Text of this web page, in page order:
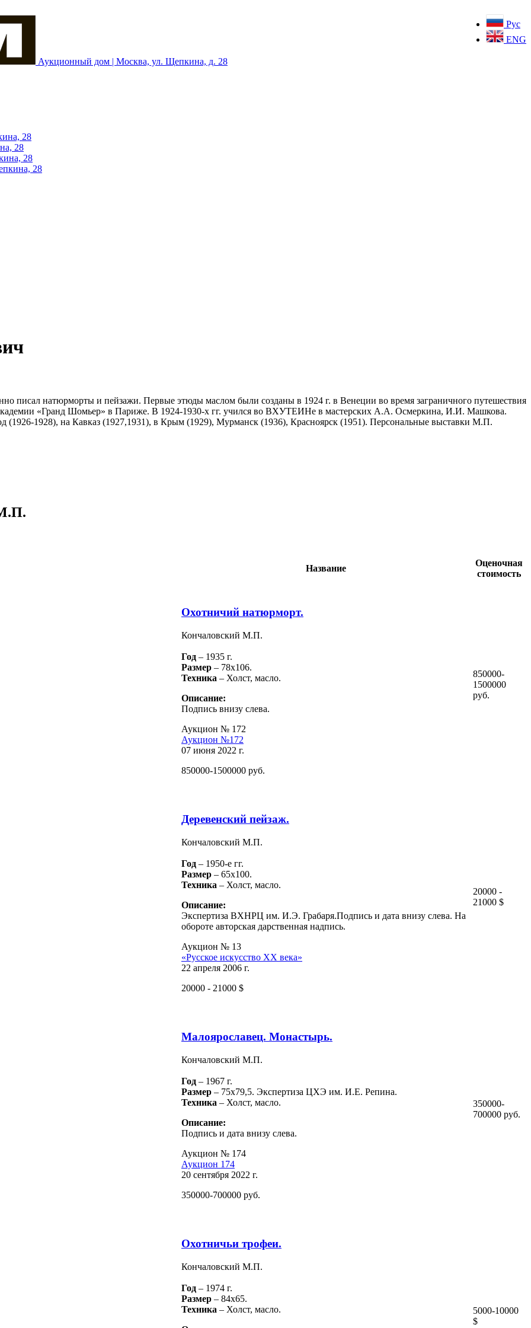
Рус
ENG
Аукционный дом | Москва, ул. Щепкина, д. 28
28
28
28
28
писал натюрморты и пейзажи. Первые этюды маслом были созданы в 1924 г. в Венеции во время заграничного путешествия
«Гранд Шомьер» в Париже. В 1924-1930-х гг. учился во ВХУТЕИНе в мастерских А.А. Осмеркина, И.И. Машкова.
(1926-1928), на Кавказ (1927,1931), в Крым (1929), Мурманск (1936), Красноярск (1951). Персональные выставки М.П.
Название
Оценочная
стоимость
Охотничий натюрморт.
Кончаловский М.П.
Год – 1935 г.
Размер – 78х106.
Техника – Холст, масло.
Описание:
Подпись внизу слева.
Аукцион № 172
Аукцион №172
07 июня 2022 г.
850000-1500000 руб.
850000-
1500000
руб.
Деревенский пейзаж.
Кончаловский М.П.
Год – 1950-е гг.
Размер – 65х100.
Техника – Холст, масло.
Описание:
Экспертиза ВХНРЦ им. И.Э. Грабаря.Подпись и дата внизу слева. На
обороте авторская дарственная надпись.
Аукцион № 13
«Русское искусство ХХ века»
22 апреля 2006 г.
20000 - 21000 $
20000 -
21000 $
Малоярославец. Монастырь.
Кончаловский М.П.
Год – 1967 г.
Размер – 75х79,5. Экспертиза ЦХЭ им. И.Е. Репина.
Техника – Холст, масло.
Описание:
Подпись и дата внизу слева.
Аукцион № 174
Аукцион 174
20 сентября 2022 г.
350000-700000 руб.
350000-
700000 руб.
Охотничьи трофеи.
Кончаловский М.П.
Год – 1974 г.
Размер – 84х65.
Техника – Холст, масло.
5000-10000
$